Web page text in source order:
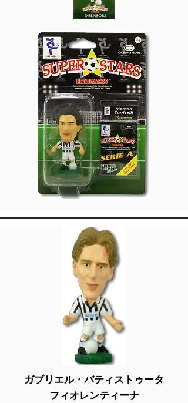
ガブリエル・バティストゥータ
フィオレンティーナ